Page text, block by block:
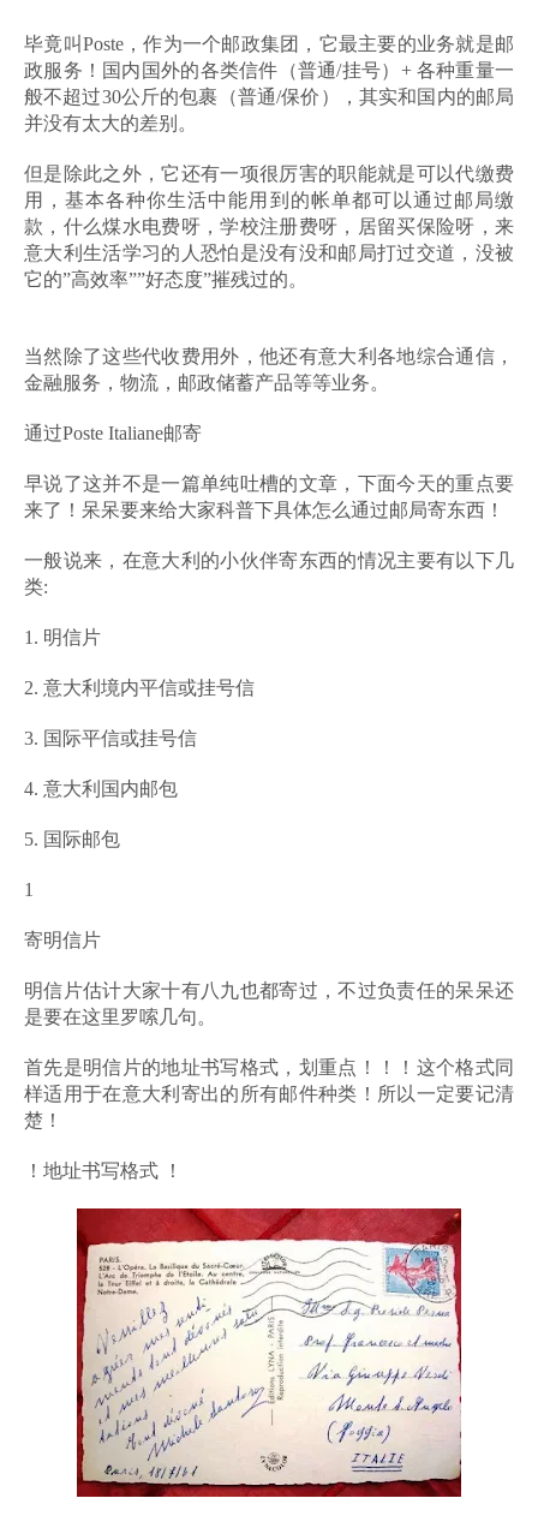
毕竟叫Poste，作为一个邮政集团，它最主要的业务就是邮
政服务！国内国外的各类信件（普通/挂号）+ 各种重量一
般不超过30公斤的包裹（普通/保价），其实和国内的邮局
并没有太大的差别。
但是除此之外，它还有一项很厉害的职能就是可以代缴费
用，基本各种你生活中能用到的帐单都可以通过邮局缴
款，什么煤水电费呀，学校注册费呀，居留买保险呀，来
意大利生活学习的人恐怕是没有没和邮局打过交道，没被
它的”高效率””好态度”摧残过的。
当然除了这些代收费用外，他还有意大利各地综合通信，
金融服务，物流，邮政储蓄产品等等业务。
通过Poste Italiane邮寄
早说了这并不是一篇单纯吐槽的文章，下面今天的重点要
来了！呆呆要来给大家科普下具体怎么通过邮局寄东西！
一般说来，在意大利的小伙伴寄东西的情况主要有以下几
类:
1. 明信片
2. 意大利境内平信或挂号信
3. 国际平信或挂号信
4. 意大利国内邮包
5. 国际邮包
1
寄明信片
明信片估计大家十有八九也都寄过，不过负责任的呆呆还
是要在这里罗嗦几句。
首先是明信片的地址书写格式，划重点！！！这个格式同
样适用于在意大利寄出的所有邮件种类！所以一定要记清
楚！
！地址书写格式 ！